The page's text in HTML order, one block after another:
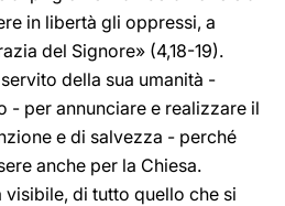
in libertà gli oppressi, a
del Signore» (4,18-19).
della sua umanità -
- per annunciare e realizzare il
e di salvezza - perché
anche per la Chiesa.
di tutto quello che si